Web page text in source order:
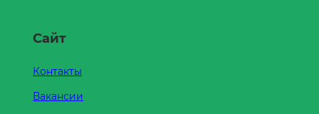
Сайт
Контакты
Вакансии